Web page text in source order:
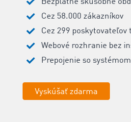
‌‌Bezplatné skúšobné
‌Cez 58.000 zákazníkov
‌Cez 299
Webové rozhranie bez
‌Prepojenie so
Vyskúšať zdarma